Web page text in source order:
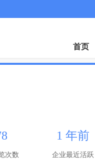
首页
次数
1 年前
企业最近活跃